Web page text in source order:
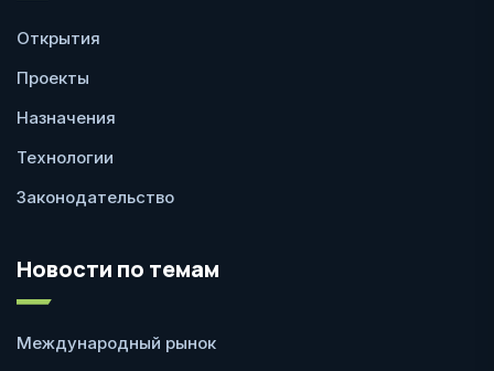
Открытия
Проекты
Назначения
Технологии
Законодательство
Новости по темам
Международный рынок